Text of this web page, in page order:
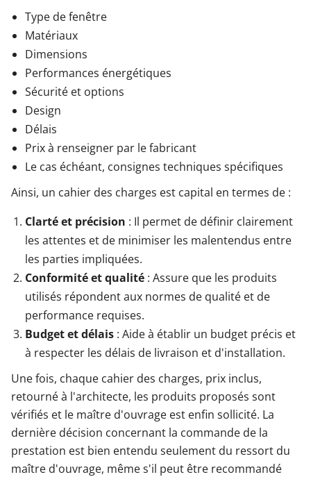
Type de fenêtre
Matériaux
Dimensions
Performances énergétiques
Sécurité et options
Design
Délais
Prix à renseigner par le fabricant
Le cas échéant, consignes techniques spécifiques
Ainsi, un cahier des charges est capital en termes de :
Clarté et précision : Il permet de définir clairement
les attentes et de minimiser les malentendus entre
les parties impliquées.
Conformité et qualité : Assure que les produits
utilisés répondent aux normes de qualité et de
performance requises.
Budget et délais : Aide à établir un budget précis et
à respecter les délais de livraison et d'installation.
Une fois, chaque cahier des charges, prix inclus,
retourné à l'architecte, les produits proposés sont
vérifiés et le maître d'ouvrage est enfin sollicité. La
dernière décision concernant la commande de la
prestation est bien entendu seulement du ressort du
maître d'ouvrage, même s'il peut être recommandé